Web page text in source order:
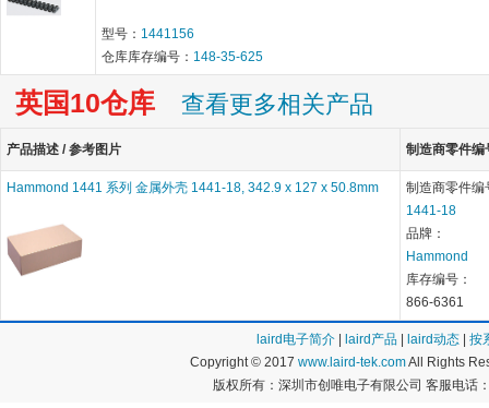
型号： 1441156
仓库库存编号： 148-35-625
英国10仓库 查看更多相关产品
产品描述 / 参考图片 制造商零件编
Hammond 1441 系列 金属外壳 1441-18, 342.9 x 127 x 50.8mm
制造商零件编
1441-18
品牌：
Hammond
库存编号：
866-6361
laird电子简介 laird产品 laird动态
按
Copyright © 2017 www.laird-tek.comAll Rights
版权所有：深圳市创唯电子有限公司 客服电话